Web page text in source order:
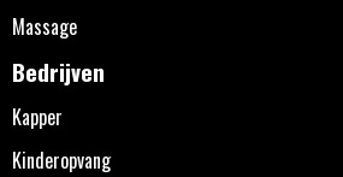
Massage
Bedrijven
Kapper
Kinderopvang